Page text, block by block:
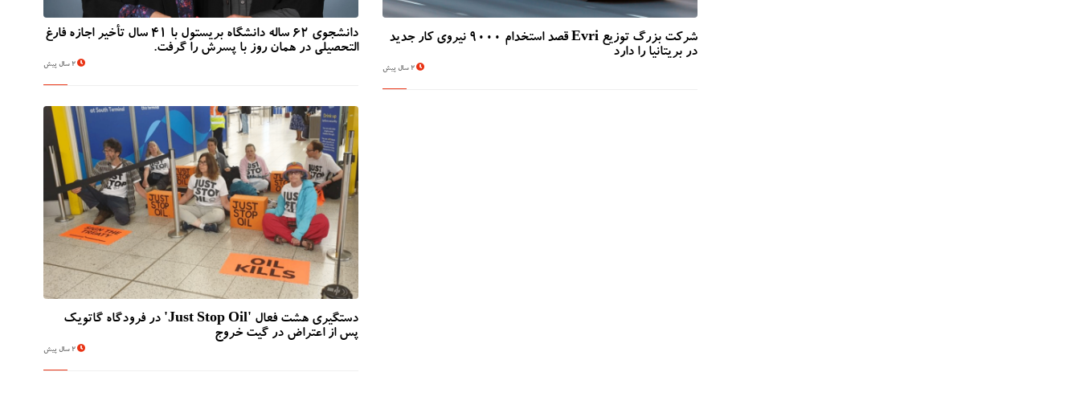
دانشجوی 62 ساله دانشگاه بریستول با 41 سال تأخیر اجازه فارغ
التحصیلی در همان روز با پسرش را گرفت.
2 سال پیش
شرکت بزرگ توزیع Evri قصد استخدام ۹۰۰۰ نیروی کار جدید
در بریتانیا را دارد
2 سال پیش
دستگیری هشت فعال 'Just Stop Oil' در فرودگاه گاتویک
پس از اعتراض در گیت خروج
2 سال پیش